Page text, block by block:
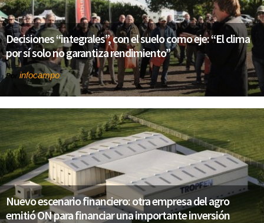
Decisiones “integrales”, con el suelo como eje: “El clima
por sí solo no garantiza rendimiento”
Por infocampo
Nuevo escenario financiero: otra empresa del agro
emitió ON para financiar una importante inversión